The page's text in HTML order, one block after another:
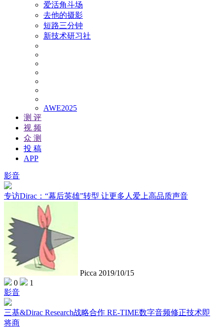
爱活角斗场
去他的摄影
短路三分钟
新技术研习社
AWE2025
测 评
视 频
众 测
投 稿
APP
影音
专访Dirac：“幕后英雄”转型 让更多人爱上高品质声音
Picca 2019/10/15
0
1
影音
三基&Dirac Research战略合作 RE-TIME数字音频修正技术即
将商